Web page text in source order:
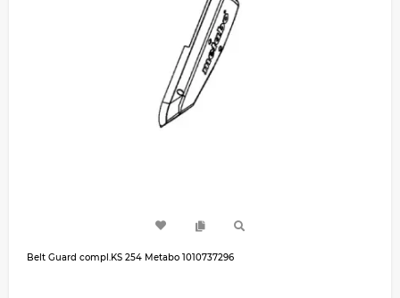
Belt Guard compl.KS 254 Metabo 1010737296